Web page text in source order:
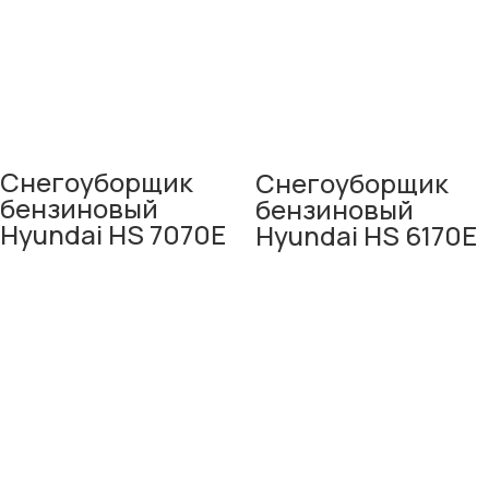
Снегоуборщик
бензиновый
Hyundai HS 7070E
Снегоуборщик
бензиновый
Hyundai HS 6170E